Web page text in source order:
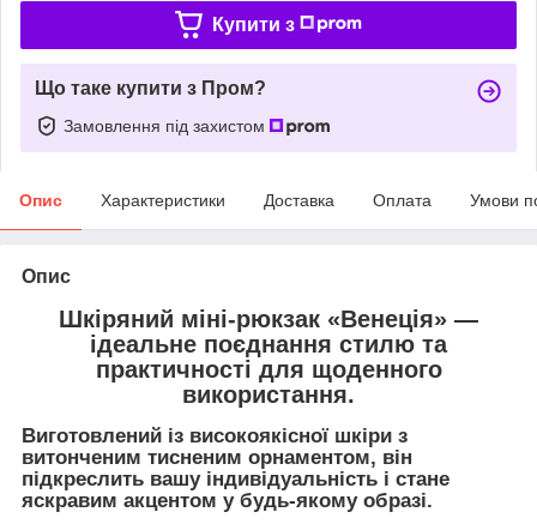
Купити з
Що таке купити з Пром?
Замовлення під захистом
Опис Характеристики Доставка Оплата Умови
Опис
Шкіряний міні-рюкзак «Венеція» —
ідеальне поєднання стилю та
практичності для щоденного
використання.
Виготовлений із високоякісної шкіри з
витонченим тисненим орнаментом, він
підкреслить вашу індивідуальність і стане
яскравим акцентом у будь-якому образі.